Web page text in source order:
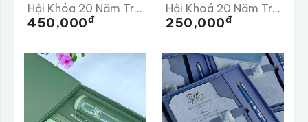
Hội Khóa 20 Năm Trường THPT Huỳnh Thúc Kháng
450,000Đ
Hội Khoá 20 Năm Trường THPT Lê Khiết
250,000Đ